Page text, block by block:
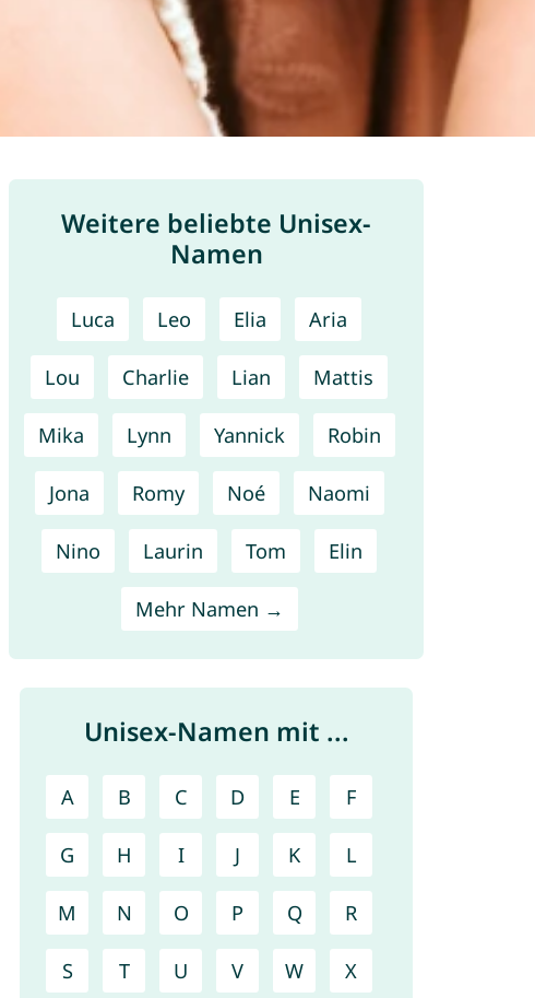
Weitere beliebte Unisex-
Namen
Luca Leo Elia Aria
Lou Charlie Lian Mattis
Mika Lynn Yannick Robin
Jona Romy Noé Naomi
Nino Laurin Tom Elin
Mehr Namen →
Unisex-Namen mit ...
A B C D E F
G H I J K L
M N O P Q R
S T U V W X